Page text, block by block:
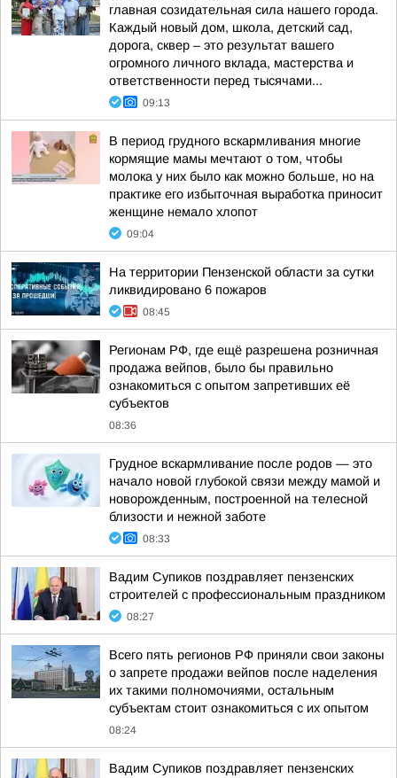
главная созидательная сила нашего города.
Каждый новый дом, школа, детский сад,
дорога, сквер – это результат вашего
огромного личного вклада, мастерства и
ответственности перед тысячами...
09:13
В период грудного вскармливания многие
кормящие мамы мечтают о том, чтобы
молока у них было как можно больше, но на
практике его избыточная выработка приносит
женщине немало хлопот
09:04
На территории Пензенской области за сутки
ликвидировано 6 пожаров
08:45
Регионам РФ, где ещё разрешена розничная
продажа вейпов, было бы правильно
ознакомиться с опытом запретивших её
субъектов
08:36
Грудное вскармливание после родов — это
начало новой глубокой связи между мамой и
новорожденным, построенной на телесной
близости и нежной заботе
08:33
Вадим Супиков поздравляет пензенских
строителей с профессиональным праздником
08:27
Всего пять регионов РФ приняли свои законы
о запрете продажи вейпов после наделения
их такими полномочиями, остальным
субъектам стоит ознакомиться с их опытом
08:24
Вадим Супиков поздравляет пензенских